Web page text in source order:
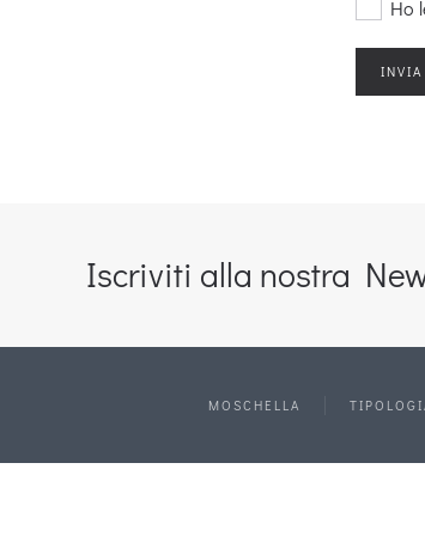
Ho
Iscriviti alla nostra
MOSCHELLA